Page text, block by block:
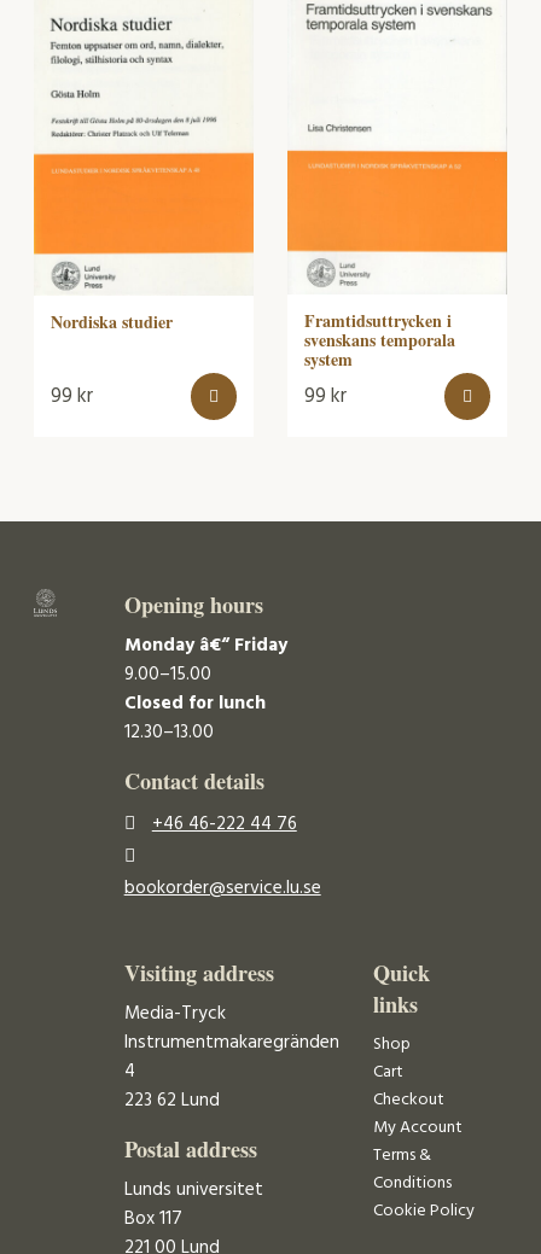
Nordiska studier
99kr
Framtidsuttrycken i
svenskans temporala
system
99kr
Opening hours
Monday â€“ Friday
9.00–15.00
Closed for lunch
12.30–13.00
Contact details
+46 46-222 44 76
bookorder@service.lu.se
Visiting address
Media-Tryck
Instrumentmakaregränden
4
223 62 Lund
Postal address
Lunds universitet
Box 117
Quick
links
Shop
Cart
Checkout
My Account
Terms &
Conditions
Cookie Policy